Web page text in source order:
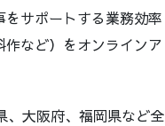
サポートする業務効率
など）をオンラインア
、大阪府、福岡県など全